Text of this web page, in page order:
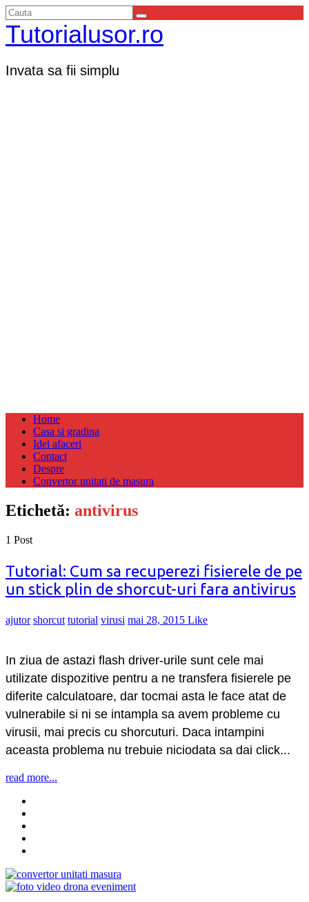
Tutorialusor.ro
Invata sa fii simplu
Home
Casa si gradina
Idei afaceri
Contact
Despre
Convertor unitati de masura
Etichetă: antivirus
1 Post
Tutorial: Cum sa recuperezi fisierele de pe
un stick plin de shorcut-uri fara antivirus
ajutor shorcut tutorial virusi mai 28, 2015 Like
In ziua de astazi flash driver-urile sunt cele mai
utilizate dispozitive pentru a ne transfera fisierele pe
diferite calculatoare, dar tocmai asta le face atat de
vulnerabile si ni se intampla sa avem probleme cu
virusii, mai precis cu shorcuturi. Daca intampini
aceasta problema nu trebuie niciodata sa dai click...
read more...